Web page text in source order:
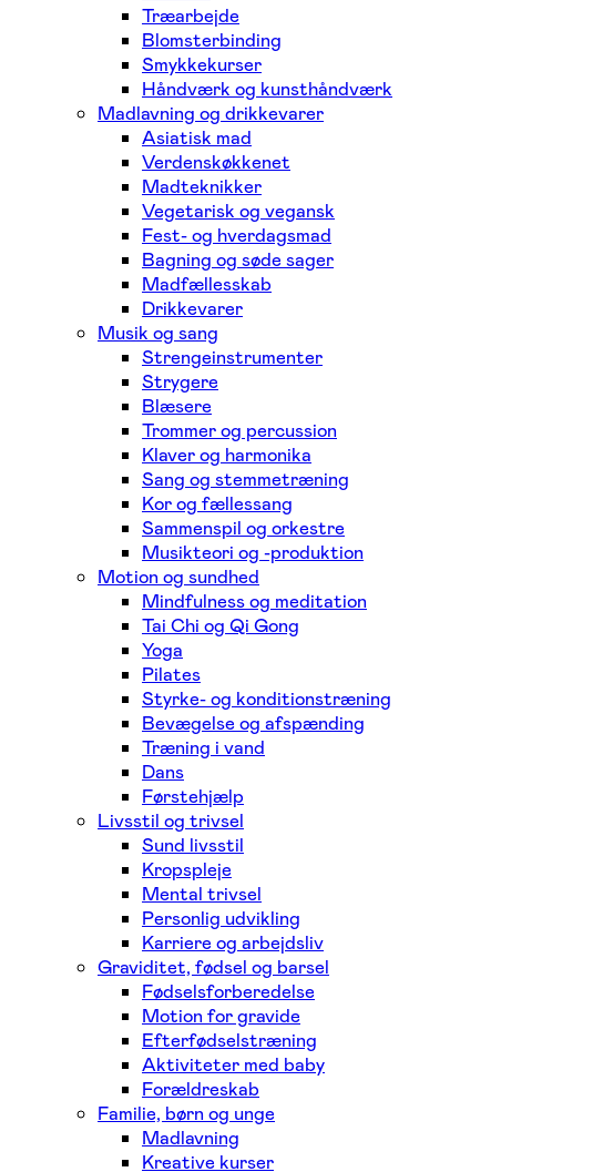
Træarbejde
Blomsterbinding
Smykkekurser
Håndværk og kunsthåndværk
Madlavning og drikkevarer
Asiatisk mad
Verdenskøkkenet
Madteknikker
Vegetarisk og vegansk
Fest- og hverdagsmad
Bagning og søde sager
Madfællesskab
Drikkevarer
Musik og sang
Strengeinstrumenter
Strygere
Blæsere
Trommer og percussion
Klaver og harmonika
Sang og stemmetræning
Kor og fællessang
Sammenspil og orkestre
Musikteori og -produktion
Motion og sundhed
Mindfulness og meditation
Tai Chi og Qi Gong
Yoga
Pilates
Styrke- og konditionstræning
Bevægelse og afspænding
Træning i vand
Dans
Førstehjælp
Livsstil og trivsel
Sund livsstil
Kropspleje
Mental trivsel
Personlig udvikling
Karriere og arbejdsliv
Graviditet, fødsel og barsel
Fødselsforberedelse
Motion for gravide
Efterfødselstræning
Aktiviteter med baby
Forældreskab
Familie, børn og unge
Madlavning
Kreative kurser